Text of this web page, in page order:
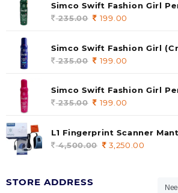
Simco Swift Fashion Girl
(soul) 140ml (pack of 1)
235.00 Original
was:
235.00.
199.00
is:
Simco Swift Fashion Girl
140 ml (pack of 1)
235.00 Original
was:
235.00.
199.00
is:
Simco Swift Fashion Girl
(Gossip) 140ml (pack of 1)
235.00 Original
was:
235.00.
199.00
L1 Fingerprint Scanner
|Aadhaar Authentication
4,500.00 Original
3,250.00
STORE ADDRESS